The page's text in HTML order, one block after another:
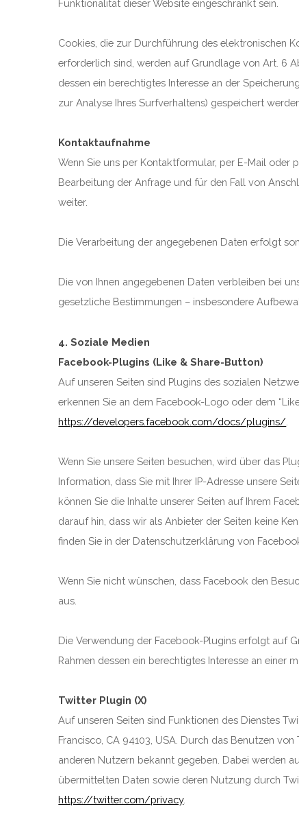
Funktionalität dieser Website eingeschränkt sein.
Cookies, die zur Durchführung des elektronischen
erforderlich sind, werden auf Grundlage von Art. 6
dessen ein berechtigtes Interesse an der
zur Analyse Ihres Surfverhaltens) gespeichert
Kontaktaufnahme
Wenn Sie uns per Kontaktformular, per E-Mail oder
Bearbeitung der Anfrage und für den Fall von
weiter.
Die Verarbeitung der angegebenen Daten erfolgt
Die von Ihnen angegebenen Daten verbleiben bei
gesetzliche Bestimmungen – insbesondere
4. Soziale Medien
Facebook-Plugins (Like & Share-Button)
Auf unseren Seiten sind Plugins des sozialen
erkennen Sie an dem Facebook-Logo oder dem
https://developers.facebook.com/docs/plugins/
Wenn Sie unsere Seiten besuchen, wird über das
Information, dass Sie mit Ihrer IP-Adresse unsere
können Sie die Inhalte unserer Seiten auf Ihrem
darauf hin, dass wir als Anbieter der Seiten keine
finden Sie in der Datenschutzerklärung von
Wenn Sie nicht wünschen, dass Facebook den
aus.
Die Verwendung der Facebook-Plugins erfolgt auf
Rahmen dessen ein berechtigtes Interesse an einer
Twitter Plugin (X)
Auf unseren Seiten sind Funktionen des Dienstes
Francisco, CA 94103, USA. Durch das Benutzen
anderen Nutzern bekannt gegeben. Dabei werden
übermittelten Daten sowie deren Nutzung durch
https://twitter.com/privacy.